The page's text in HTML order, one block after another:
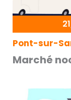
Pont-sur-
Marché